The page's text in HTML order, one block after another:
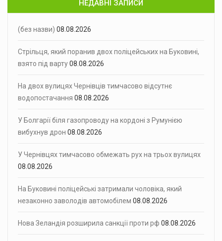
НЕДАВНІ ЗАПИСИ
(без назви) 08.08.2026
Стрільця, який поранив двох поліцейських на Буковині,
взято під варту08.08.2026
На двох вулицях Чернівців тимчасово відсутнє
водопостачання 08.08.2026
У Болгарії біля газопроводу на кордоні з Румунією
вибухнув дрон 08.08.2026
У Чернівцях тимчасово обмежать рух на трьох вулицях
08.08.2026
На Буковині поліцейські затримали чоловіка, який
незаконно заволодів автомобілем 08.08.2026
Нова Зеландія розширила санкції проти рф 08.08.2026